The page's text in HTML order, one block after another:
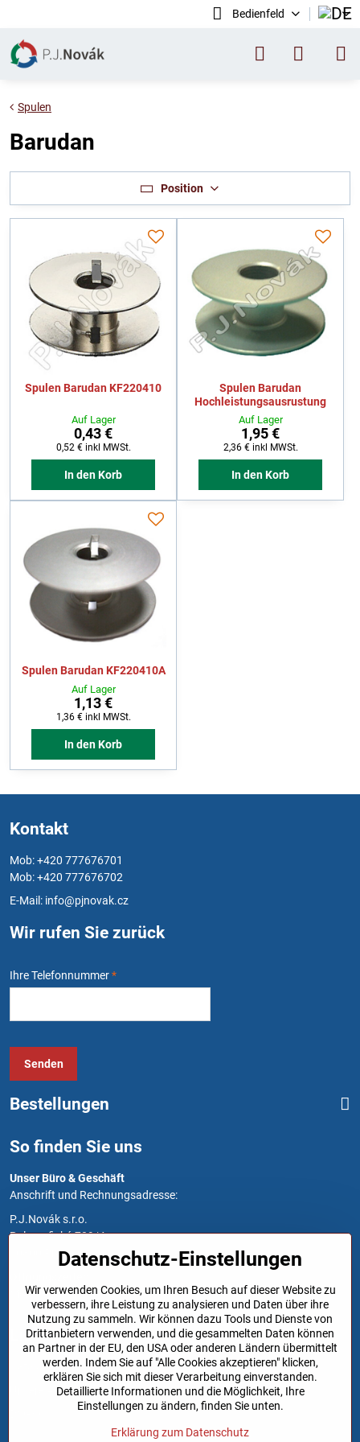
Bedienfeld
Spulen
Barudan
Position
Spulen Barudan KF220410
Auf Lager
0,43 €
0,52 € inkl MWSt.
In den Korb
Spulen Barudan
Hochleistungsausrustung
Auf Lager
1,95 €
2,36 € inkl MWSt.
In den Korb
Spulen Barudan KF220410A
Auf Lager
1,13 €
1,36 € inkl MWSt.
In den Korb
Kontakt
Mob: +420 777676701
Mob: +420 777676702
E-Mail: info@pjnovak.cz
Wir rufen Sie zurück
Ihre Telefonnummer*
Senden
Bestellungen
So finden Sie uns
Unser Büro & Geschäft
Anschrift und Rechnungsadresse:
P.J.Novák s.r.o.
Polygrafická 709/4
10800 Prag 10
Montag bis Freitag: 7:00 - 15:30
Links
Kataloge
Unsere AGB
Datenschutz-Einstellungen
Wir verwenden Cookies, um Ihren Besuch auf dieser Website zu
verbessern, ihre Leistung zu analysieren und Daten über ihre
Nutzung zu sammeln. Wir können dazu Tools und Dienste von
Drittanbietern verwenden, und die gesammelten Daten können
an Partner in der EU, den USA oder anderen Ländern übermittelt
werden. Indem Sie auf "Alle Cookies akzeptieren" klicken,
erklären Sie sich mit dieser Verarbeitung einverstanden.
Detaillierte Informationen und die Möglichkeit, Ihre
Einstellungen zu ändern, finden Sie unten.
Erklärung zum Datenschutz